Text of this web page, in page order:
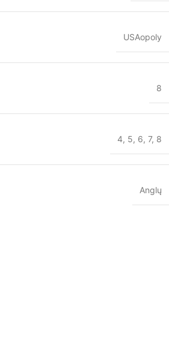
USAopoly
8
4, 5, 6, 7, 8
Anglų